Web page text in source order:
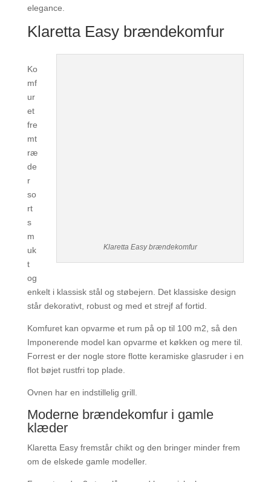
elegance.
Klaretta Easy brændekomfur
Klaretta Easy brændekomfur
Ko
mf
ur
et
fre
mt
ræ
de
r
so
rt
s
m
uk
t
og
enkelt i klassisk stål og støbejern. Det klassiske design
står dekorativt, robust og med et strejf af fortid.
Komfuret kan opvarme et rum på op til 100 m2, så den
Imponerende model kan opvarme et køkken og mere til.
Forrest er der nogle store flotte keramiske glasruder i en
flot bøjet rustfri top plade.
Ovnen har en indstillelig grill.
Moderne brændekomfur i gamle
klæder
Klaretta Easy fremstår chikt og den bringer minder frem
om de elskede gamle modeller.